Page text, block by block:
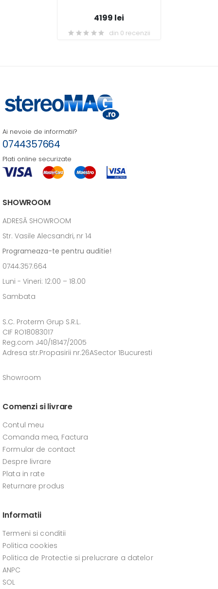
4199 lei
din 0 recenzii
Ai nevoie de informatii?
0744357664
Plati online securizate
SHOWROOM
ADRESĂ SHOWROOM
Str. Vasile Alecsandri, nr 14
Programeaza-te pentru auditie!
0744.357.664
Luni - Vineri: 12:00 – 18.00
Sambata
S.C. Proterm Grup S.R.L.
CIF RO18083017
Reg.com J40/18147/2005
Adresa str.Propasirii nr.26ASector 1Bucuresti
Showroom
Comenzi si livrare
Contul meu
Comanda mea, Factura
Formular de contact
Despre livrare
Plata in rate
Returnare produs
Informatii
Termeni si conditii
Politica cookies
Politica de Protectie si prelucrare a datelor
ANPC
SOL